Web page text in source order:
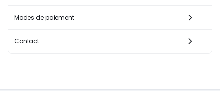
Modes de paiement
Contact